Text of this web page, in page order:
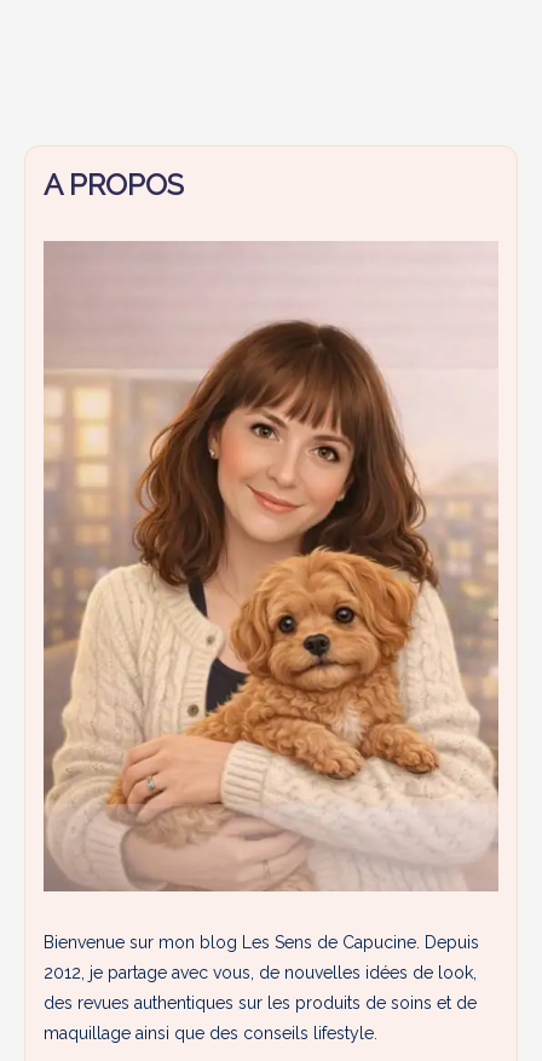
A PROPOS
Bienvenue sur mon blog Les Sens de Capucine. Depuis
2012, je partage avec vous, de nouvelles idées de look,
des revues authentiques sur les produits de soins et de
maquillage ainsi que des conseils lifestyle.